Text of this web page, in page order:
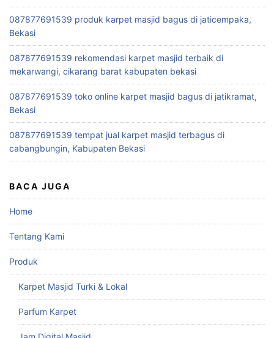
087877691539 produk karpet masjid bagus di jaticempaka,
Bekasi
087877691539 rekomendasi karpet masjid terbaik di
mekarwangi, cikarang barat kabupaten bekasi
087877691539 toko online karpet masjid bagus di jatikramat,
Bekasi
087877691539 tempat jual karpet masjid terbagus di
cabangbungin, Kabupaten Bekasi
BACA JUGA
Home
Tentang Kami
Produk
Karpet Masjid Turki & Lokal
Parfum Karpet